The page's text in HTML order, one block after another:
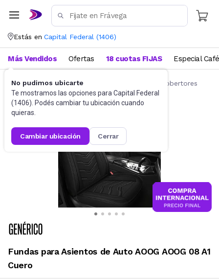
Estás en Capital Federal (1406)
No pudimos ubicarte
Te mostramos las opciones para Capital Federal
(1406). Podés cambiar tu ubicación cuando
quieras.
cambiar ubicación cerrar
Más Vendidos Ofertas 18 cuotas FIJAS Especial Café
Accesorios para autos y motos Fundas y cobertores
Fundas para Asientos de Auto AOOG AOOG 08 A1
Cuero